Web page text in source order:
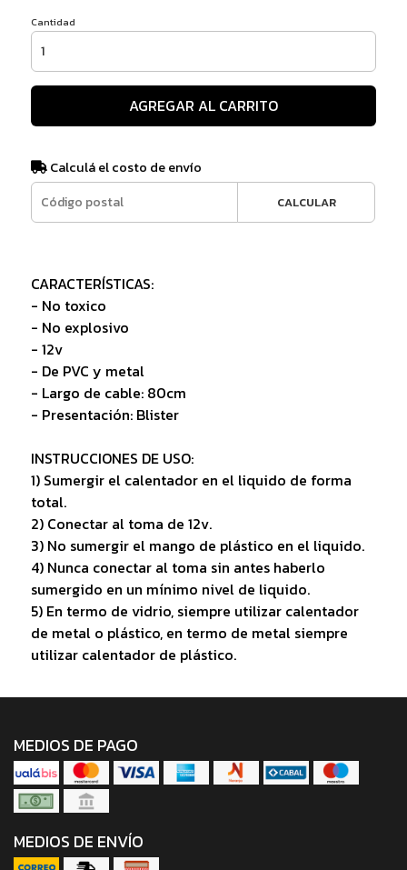
Cantidad
AGREGAR AL CARRITO
Calculá el costo de envío
CALCULAR
CARACTERÍSTICAS:
- No toxico
- No explosivo
- 12v
- De PVC y metal
- Largo de cable: 80cm
- Presentación: Blister
INSTRUCCIONES DE USO:
1) Sumergir el calentador en el liquido de forma
total.
2) Conectar al toma de 12v.
3) No sumergir el mango de plástico en el liquido.
4) Nunca conectar al toma sin antes haberlo
sumergido en un mínimo nivel de liquido.
5) En termo de vidrio, siempre utilizar calentador
de metal o plástico, en termo de metal siempre
utilizar calentador de plástico.
MEDIOS DE PAGO
MEDIOS DE ENVÍO